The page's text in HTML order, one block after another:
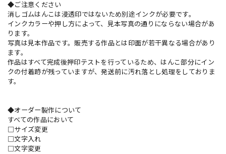
◆ご注意ください
消しゴムはんこは浸透印ではないため別途インクが必要です。
インクカラーや押し方によって、見本写真の通りにならない場合があ
ります。
写真は見本作品です。販売する作品とは印面が若干異なる場合があり
ます。
作品はすべて完成後押印テストを行っているため、はんこ部分にイン
クの付着跡が残っていますが、発送前に汚れ落とし処理をしておりま
す。
◆オーダー製作について
すべての作品において
□サイズ変更
□文字入れ
□文字変更